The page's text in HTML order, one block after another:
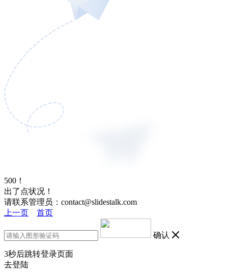
500！
出了点状况！
请联系管理员：contact@slidestalk.com
上一页
首页
确认
3秒后跳转登录页面
去登陆